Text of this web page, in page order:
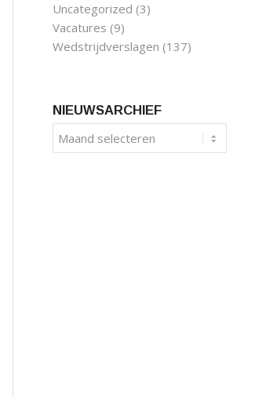
Uncategorized (3)
Vacatures (9)
Wedstrijdverslagen (137)
NIEUWSARCHIEF